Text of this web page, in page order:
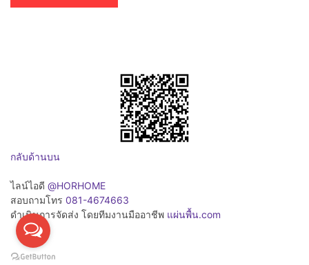
กลับด้านบน
ไลน์ไอดี @HORHOME
สอบถามโทร 081-4674663
ดำเนินการจัดส่ง โดยทีมงานมืออาชีพ แผ่นพื้น.com